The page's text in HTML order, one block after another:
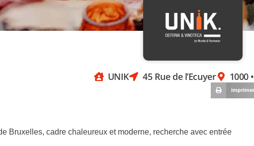
UNIK 45 Rue de l’Ecuyer 1000 •
imprimer
Bruxelles, cadre chaleureux et moderne, recherche avec entrée